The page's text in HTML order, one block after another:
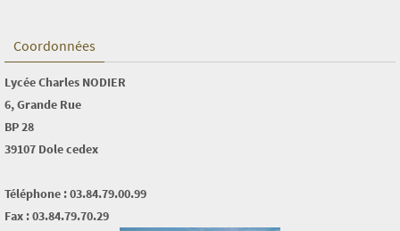
Coordonnées
Lycée Charles NODIER
6, Grande Rue
BP 28
39107 Dole cedex
Téléphone : 03.84.79.00.99
Fax : 03.84.79.70.29